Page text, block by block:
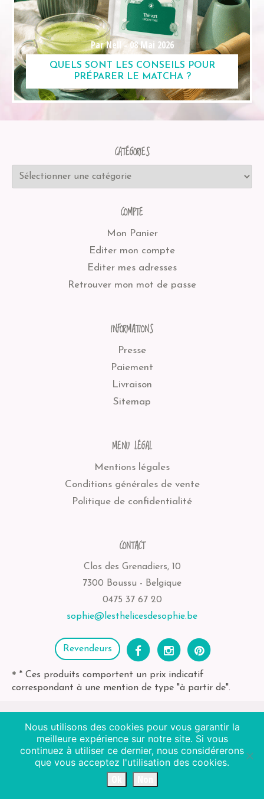
Par Nell -08 Mai 2026
QUELS SONT LES CONSEILS POUR
PRÉPARER LE MATCHA ?
CATÉGORIES
COMPTE
Mon Panier
Editer mon compte
Editer mes adresses
Retrouver mon mot de passe
INFORMATIONS
Presse
Paiement
Livraison
Sitemap
MENU LÉGAL
Mentions légales
Conditions générales de vente
Politique de confidentialité
CONTACT
Clos des Grenadiers, 10
7300 Boussu - Belgique
0475 37 67 20
sophie@lesthelicesdesophie.be
Revendeurs
* * Ces produits comportent un prix indicatif
correspondant à une mention de type "à partir de".
2026 Les Thélices de Sophie | BE-bio-03 Agriculture
Non EU
Octopix + WordPress = ❤
Nous utilisons des cookies pour vous garantir la
meilleure expérience sur notre site. Si vous
continuez à utiliser ce dernier, nous considérerons
que vous acceptez l'utilisation des cookies.